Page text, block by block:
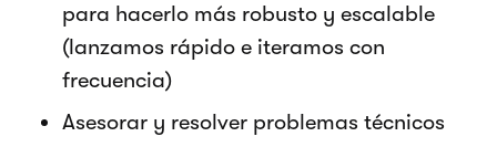
para hacerlo más robusto y escalable
(lanzamos rápido e iteramos con
frecuencia)
Asesorar y resolver problemas técnicos